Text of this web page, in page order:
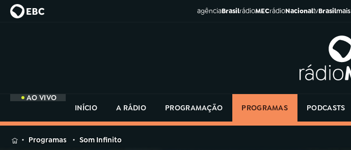
agênciaBrasilrádioMECrádioNacionaltvBrasilmais
AO VIVO
INÍCIO
A RÁDIO PROGRAMAÇÃO PROGRAMAS PODCASTS
MENUProgramas Som Infinito